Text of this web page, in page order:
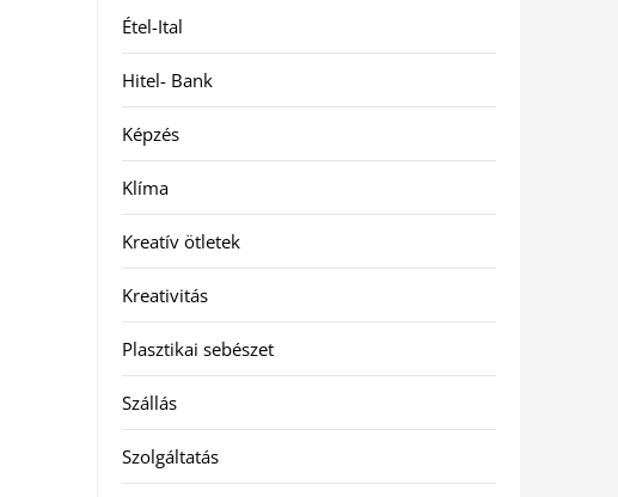
Étel-Ital
Hitel- Bank
Képzés
Klíma
Kreatív ötletek
Kreativitás
Plasztikai sebészet
Szállás
Szolgáltatás